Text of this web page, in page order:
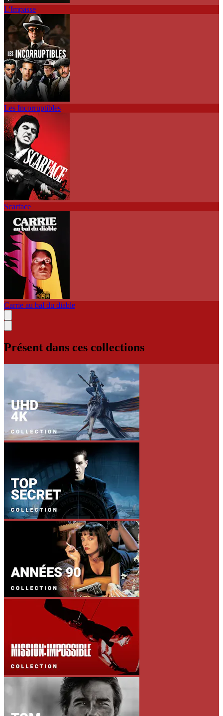
L'Impasse
Les Incorruptibles
Scarface
Carrie au bal du diable
Présent dans ces collections